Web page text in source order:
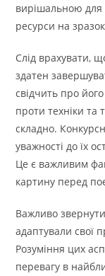
вирішальною для
ресурси на
Слід врахувати,
здатен
свідчить про
проти техніки та
складно.
уважності до їх
Це є важливим
картину перед
Важливо
адаптували свої
Розуміння цих
перевагу в